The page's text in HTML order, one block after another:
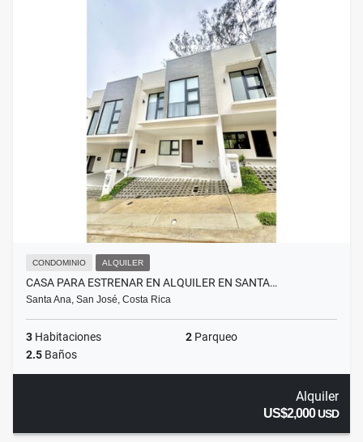
CONDOMINIO ALQUILER
CASA PARA ESTRENAR EN ALQUILER EN SANTA…
Santa Ana, San José, Costa Rica
3 Habitaciones 2 Parqueo
2.5 Baños
Alquiler
US$2,000USD